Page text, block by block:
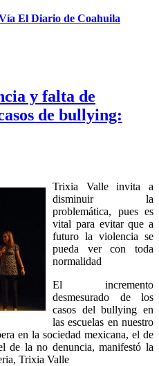
El Diario de Coahuila
y falta de
de bullying:
Trixia Valle invita a
disminuir la
problemática, pues es
vital para evitar que a
futuro la violencia se
pueda ver con toda
normalidad
El incremento
desmesurado de los
casos del bullying en
las escuelas en nuestro
en la sociedad mexicana, el de
de la no denuncia, manifestó la
Trixia Valle